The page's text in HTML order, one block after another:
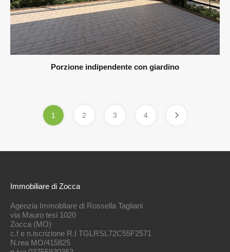
Porzione indipendente con giardino
1 2 3 4
Immobiliare di Zocca
Agenzia Immobliare di Rossella Tagliani
via Mauro tesi 1020
Zocca (MO)
c.f e n.iscrizione R.I TGLRSL72C55F2571
N.rea MO/415825